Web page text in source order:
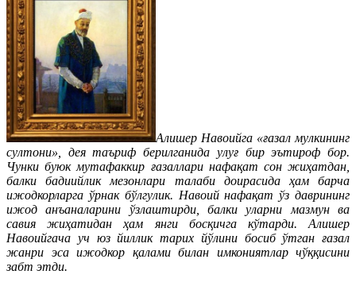
Алишер Навоийга «ғазал мулкининг
султони», дея таъриф берилганида улуғ бир эътироф бор.
Чунки буюк мутафаккир ғазаллари нафақат сон жиҳатдан,
балки бадиийлик мезонлари талаби доирасида ҳам барча
ижодкорларга ўрнак бўлгулик. Навоий нафақат ўз даврининг
ижод анъаналарини ўзлаштирди, балки уларни мазмун ва
савия жиҳатидан ҳам янги босқичга кўтарди. Алишер
Навоийгача уч юз йиллик тарих йўлини босиб ўтган ғазал
жанри эса ижодкор қалами билан имкониятлар чўққисини
забт этди.